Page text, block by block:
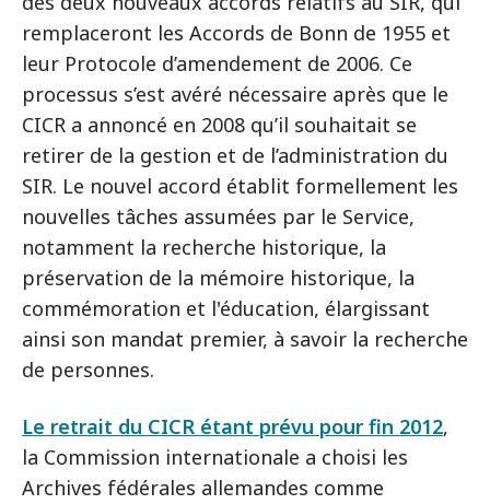
remplaceront les Accords de Bonn de 1955 et
leur Protocole d’amendement de 2006. Ce
processus s’est avéré nécessaire après que le
CICR a annoncé en 2008 qu’il souhaitait se
retirer de la gestion et de l’administration du
SIR. Le nouvel accord établit formellement les
nouvelles tâches assumées par le Service,
notamment la recherche historique, la
préservation de la mémoire historique, la
commémoration et l'éducation, élargissant
ainsi son mandat premier, à savoir la recherche
de personnes.
Le retrait du CICR étant prévu pour fin 2012,
la Commission internationale a choisi les
Archives fédérales allemandes comme